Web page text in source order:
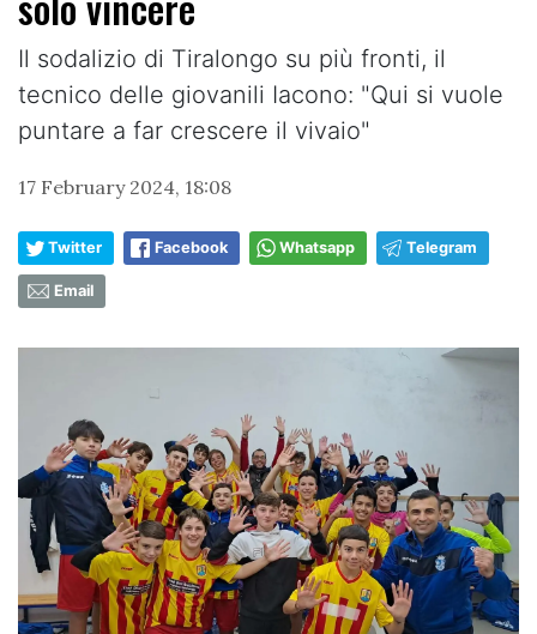
Il sodalizio di Tiralongo su più fronti, il
tecnico delle giovanili Iacono: "Qui si vuole
puntare a far crescere il vivaio"
17 February 2024, 18:08
Twitter Facebook Whatsapp Telegram
Email